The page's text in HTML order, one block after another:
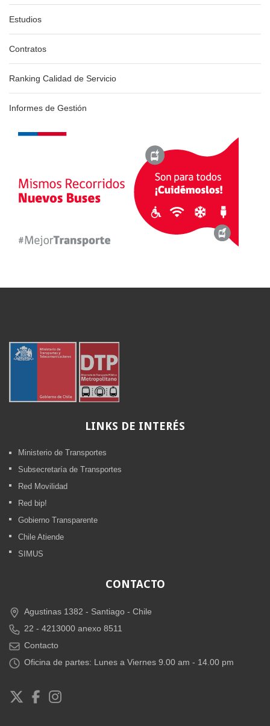
Estudios
Contratos
Ranking Calidad de Servicio
Informes de Gestión
LINKS DE INTERÉS
Ministerio de Transportes
Subsecretaría de Transportes
Red Movilidad
Red bip!
Gobierno Transparente
Chile Atiende
SIMUS
CONTACTO
Agustinas 1382 - Santiago - Chile
22 - 4213000 anexo 8511
Contacto
Oficina de partes: Lunes a Viernes 9.00 am - 14.00 pm